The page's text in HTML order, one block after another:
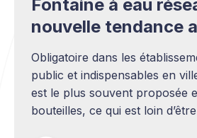
Fontaine à eau
nouvelle tendance
Obligatoire dans les
public et indispensables en
est le plus souvent proposée
bouteilles, ce qui est loin